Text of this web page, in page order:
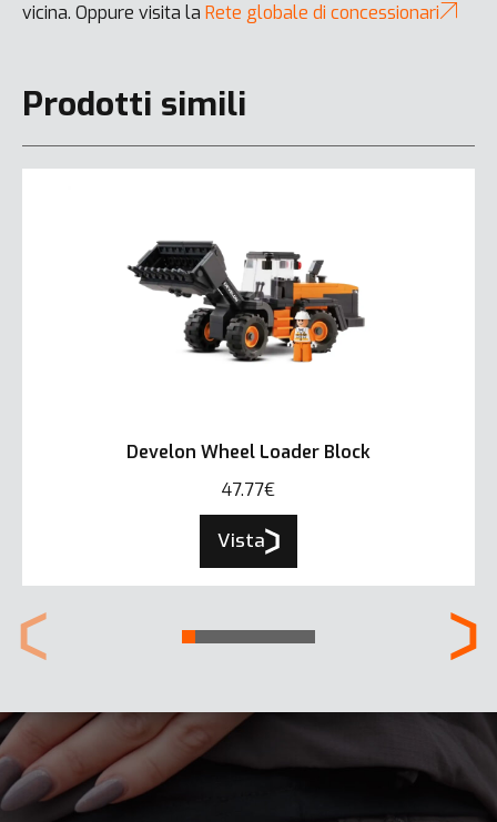
vicina. Oppure visita la Rete globale di concessionari
Prodotti simili
Develon Wheel Loader Block
47.77€
Vista